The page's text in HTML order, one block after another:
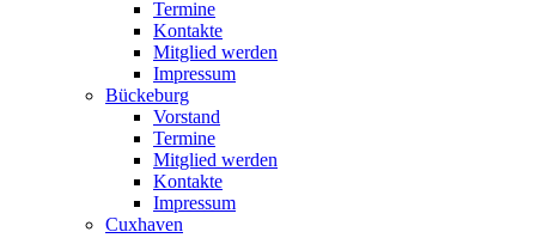
Termine
Kontakte
Mitglied werden
Impressum
Bückeburg
Vorstand
Termine
Mitglied werden
Kontakte
Impressum
Cuxhaven